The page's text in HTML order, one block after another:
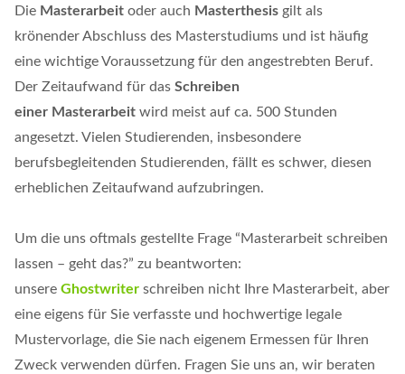
Die Masterarbeit oder auch Masterthesis gilt als
krönender Abschluss des Masterstudiums und ist häufig
eine wichtige Voraussetzung für den angestrebten Beruf.
Der Zeitaufwand für das Schreiben
einer Masterarbeit wird meist auf ca. 500 Stunden
angesetzt. Vielen Studierenden, insbesondere
berufsbegleitenden Studierenden, fällt es schwer, diesen
erheblichen Zeitaufwand aufzubringen.
Um die uns oftmals gestellte Frage “Masterarbeit schreiben
lassen – geht das?” zu beantworten:
unsere Ghostwriter schreiben nicht Ihre Masterarbeit, aber
eine eigens für Sie verfasste und hochwertige legale
Mustervorlage, die Sie nach eigenem Ermessen für Ihren
Zweck verwenden dürfen. Fragen Sie uns an, wir beraten